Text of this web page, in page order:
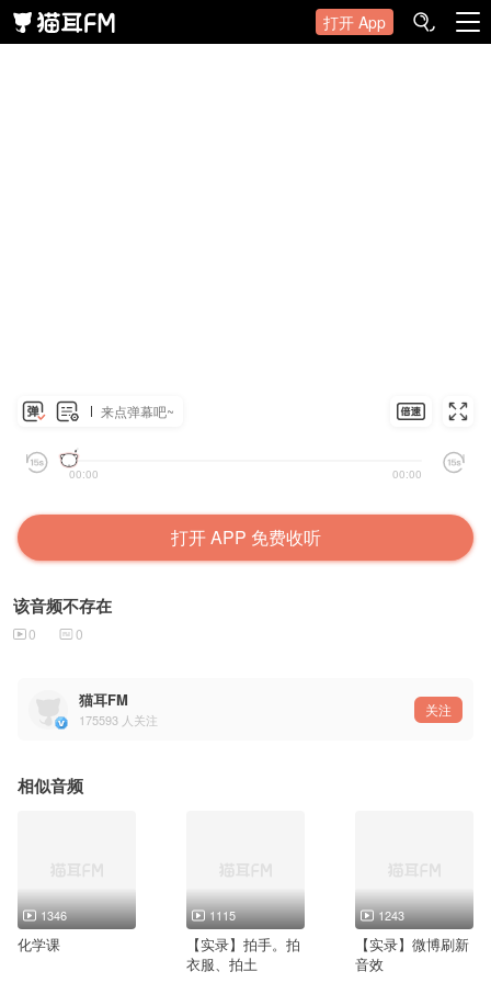
打开 App
来点弹幕吧~
00:00 00:00
打开 APP 免费收听
该音频不存在
0 0
猫耳FM
175593 人关注
关注
相似音频
1346
化学课
1115
【实录】拍手。拍
衣服、拍土
1243
【实录】微博刷新
音效